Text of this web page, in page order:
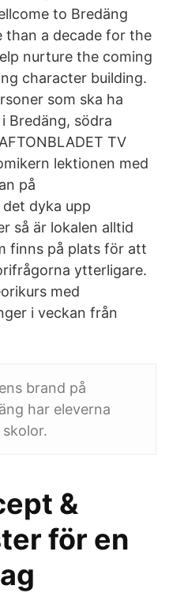
to Bredäng
than a decade for the
nurture the coming
character building.
som ska ha
Bredäng, södra
TV
lektionen med
på
dyka upp
så är lokalen alltid
finns på plats för att
ytterligare.
med
i veckan från
brand på
har eleverna
&
för en